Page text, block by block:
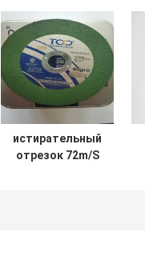
истирательный
отрезок 72m/S